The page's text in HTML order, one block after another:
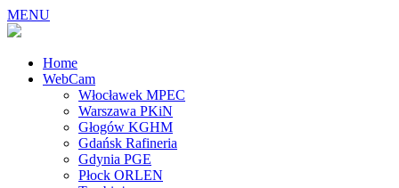
MENU
Home
WebCam
Włocławek MPEC
Warszawa PKiN
Głogów KGHM
Gdańsk Rafineria
Gdynia PGE
Płock ORLEN